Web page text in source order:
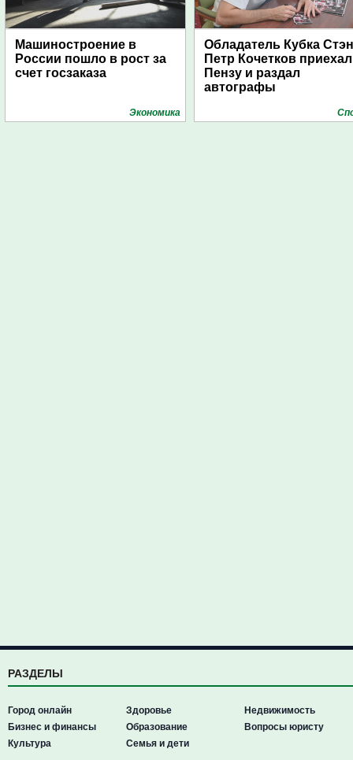
Машиностроение в
России пошло в рост за
счет госзаказа
Экономика
Обладатель Кубка
Петр Кочетков
Пензу и раздал
автографы
РАЗДЕЛЫ
Город онлайн
Бизнес и финансы
Культура
Здоровье
Образование
Семья и дети
Недвижимость
Вопросы юристу